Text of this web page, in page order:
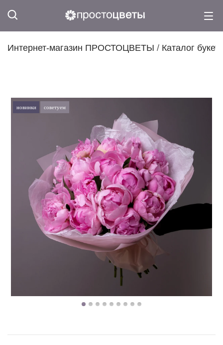
Интернет-магазин ПРОСТОЦВЕТЫ / Каталог
новинки советуем